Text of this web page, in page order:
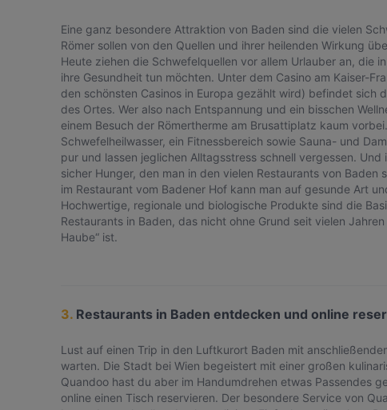
Eine ganz besondere Attraktion von Baden sind die vielen
Römer sollen von den Quellen und ihrer heilenden Wirkung
Heute ziehen die Schwefelquellen vor allem Urlauber an, die
ihre Gesundheit tun möchten. Unter dem Casino am Kaiser-
den schönsten Casinos in Europa gezählt wird) befindet sich
des Ortes. Wer also nach Entspannung und ein bisschen
einem Besuch der Römertherme am Brusattiplatz kaum
Schwefelheilwasser, ein Fitnessbereich sowie Sauna- und
pur und lassen jeglichen Alltagsstress schnell vergessen. Und
sicher Hunger, den man in den vielen Restaurants von Baden
im Restaurant vom Badener Hof kann man auf gesunde Art
Hochwertige, regionale und biologische Produkte sind die
Restaurants in Baden, das nicht ohne Grund seit vielen Jahren
Haube“ ist.
3. Restaurants in Baden entdecken und online
Lust auf einen Trip in den Luftkurort Baden mit
warten. Die Stadt bei Wien begeistert mit einer großen
Quandoo hast du aber im Handumdrehen etwas Passendes
online einen Tisch reservieren. Der besondere Service von